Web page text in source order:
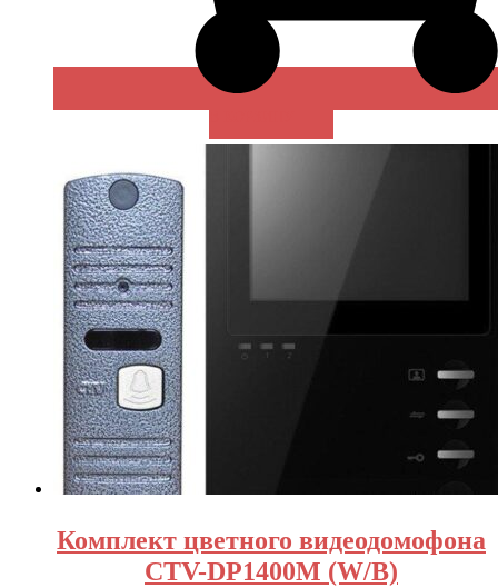
Комплект цветного видеодомофона
CTV-DP1400M (W/B)